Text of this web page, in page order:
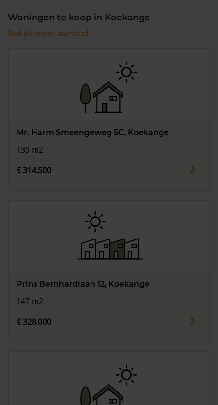
Woningen te koop in Koekange
Bekijk meer aanbod
Mr. Harm Smeengeweg 5C, Koekange
139 m2
€ 314.500
Prins Bernhardlaan 12, Koekange
147 m2
€ 328.000